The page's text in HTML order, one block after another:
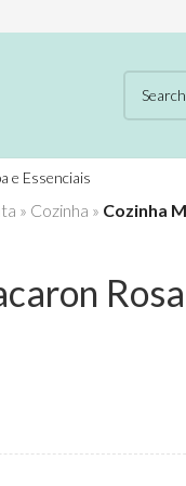
e Essenciais
» Cozinha » Cozinha